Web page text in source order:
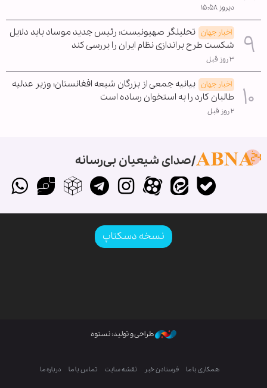
دیروز ۱۵:۵۸
اخبار جهان تحلیلگر صهیونیست: رئیس جدید موساد باید دلایل
شکست طرح براندازی نظام ایران را بررسی کند
۳ روز قبل
اخبار جهان بیانیه جمعی از بزرگان شیعه افغانستان؛ وزیر عدلیه
طالبان کارد را به استخوان رساده است
۲ روز قبل
صدای شیعیان بی‌رسانه
نسخه دسکتاپ
طراحی و تولید: نستوه
همکاری با ما فرستادن خبر نقشه سایت تماس با ما درباره ما